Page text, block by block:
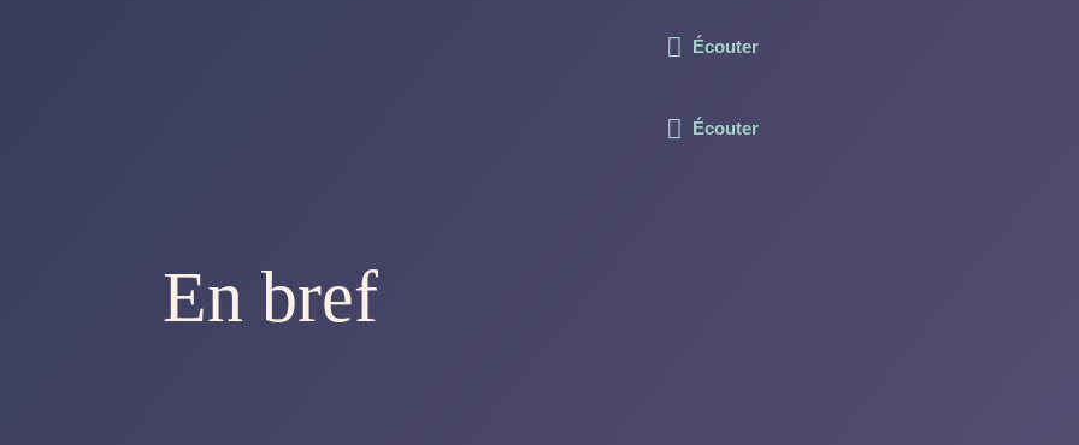
Écouter
Écouter
En bref